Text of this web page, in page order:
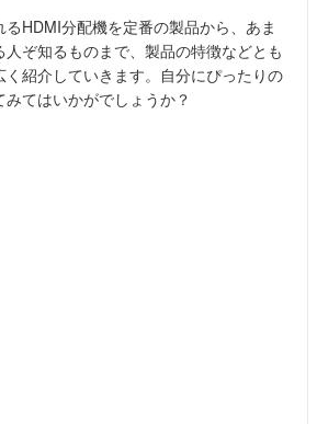
HDMI分配機を定番の製品から、あま
人ぞ知るものまで、製品の特徴などとも
く紹介していきます。自分にぴったりの
てはいかがでしょうか？